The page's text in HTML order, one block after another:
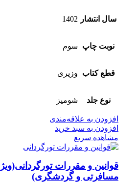
سال انتشار 1402
نوبت چاپ سوم
قطع کتاب وزیری
نوع جلد شومیز
افزودن به علاقه‌مندی
افزودن به سبد خرید
مشاهده سریع
قوانین و مقررات
مسافرتی و گردشگری)